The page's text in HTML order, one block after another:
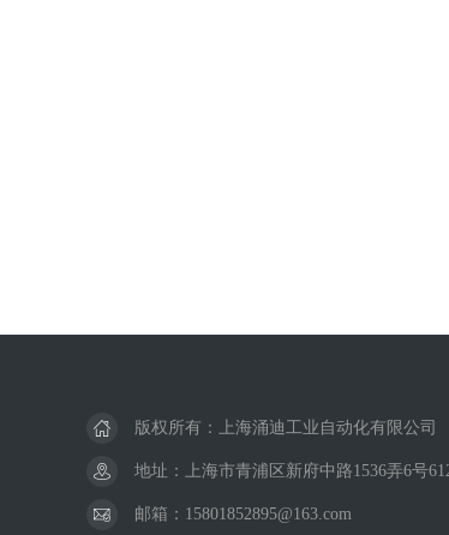
版权所有：上海涌迪工业自动化有限公司
地址：上海市青浦区新府中路1536弄6号
邮箱：15801852895@163.com